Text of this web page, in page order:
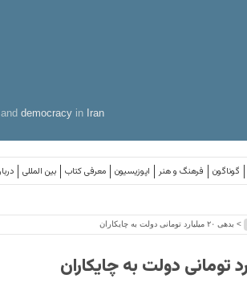
and democracy in Iran
بین المللی معرفی کتاب اپوزیسیون فرهنگ و هنر گوناگون
> بدهی ۲۰ میلیارد تومانی دولت به چایکاران